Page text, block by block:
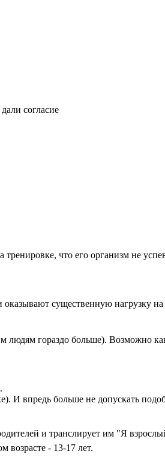
согласие
что его организм не
оказывают существенную нагрузку
людям гораздо больше). Возможно
И впредь больше не допускать
и транслирует им "Я
возрасте - 13-17 лет.